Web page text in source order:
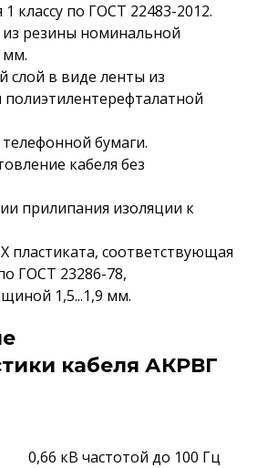
классу по ГОСТ 22483-2012.
резины номинальной
мм.
слой в виде ленты из
бумаги.
кабеля без
прилипания изоляции к
пластиката, соответствующая
ГОСТ 23286-78,
1,5...1,9 мм.
кабеля АКРВГ
0,66 кВ частотой до 100 Гц